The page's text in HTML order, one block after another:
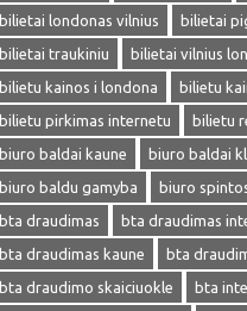
bilietai londonas vilnius
bilietai
bilietai traukiniu
bilietai vilnius
bilietu kainos i londona
bilietu
bilietu pirkimas internetu
bilietu
biuro baldai kaune
biuro baldai
biuro baldu gamyba
biuro
bta draudimas
bta draudimas
bta draudimas kaune
bta
bta draudimo skaiciuokle
bta